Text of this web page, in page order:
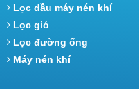
Lọc dầu máy nén khí
Lọc gió
Lọc đường ống
Máy nén khí